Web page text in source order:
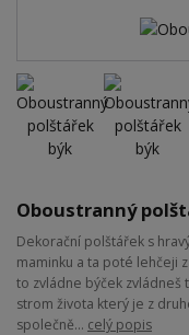
Oboustranný
Dekorační polštářek s
maminku a ta poté lehčeji
to zvládne býček zvládneš
strom života který je z
společně... celý popis